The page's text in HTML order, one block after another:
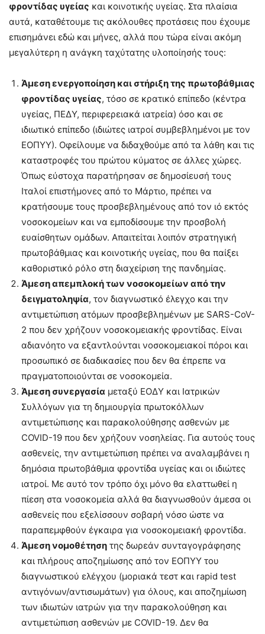
φροντίδας υγείας και κοινοτικής υγείας. Στα πλαίσια
αυτά, καταθέτουμε τις ακόλουθες προτάσεις που έχουμε
επισημάνει εδώ και μήνες, αλλά που τώρα είναι ακόμη
μεγαλύτερη η ανάγκη ταχύτατης υλοποίησής τους:
Άμεση ενεργοποίηση και στήριξη της πρωτοβάθμιας
φροντίδας υγείας, τόσο σε κρατικό επίπεδο (κέντρα
υγείας, ΠΕΔΥ, περιφερειακά ιατρεία) όσο και σε
ιδιωτικό επίπεδο (ιδιώτες ιατροί συμβεβλημένοι με τον
ΕΟΠΥΥ). Οφείλουμε να διδαχθούμε από τα λάθη και τις
καταστροφές του πρώτου κύματος σε άλλες χώρες.
Όπως εύστοχα παρατήρησαν σε δημοσίευσή τους
Ιταλοί επιστήμονες από το Μάρτιο, πρέπει να
κρατήσουμε τους προσβεβλημένους από τον ιό εκτός
νοσοκομείων και να εμποδίσουμε την προσβολή
ευαίσθητων ομάδων. Απαιτείται λοιπόν στρατηγική
πρωτοβάθμιας και κοινοτικής υγείας, που θα παίξει
καθοριστικό ρόλο στη διαχείριση της πανδημίας.
Άμεση απεμπλοκή των νοσοκομείων από την
δειγματοληψία, τον διαγνωστικό έλεγχο και την
αντιμετώπιση ατόμων προσβεβλημένων με SARS-CoV-
2 που δεν χρήζουν νοσοκομειακής φροντίδας. Είναι
αδιανόητο να εξαντλούνται νοσοκομειακοί πόροι και
προσωπικό σε διαδικασίες που δεν θα έπρεπε να
πραγματοποιούνται σε νοσοκομεία.
Άμεση συνεργασία μεταξύ ΕΟΔΥ και Ιατρικών
Συλλόγων για τη δημιουργία πρωτοκόλλων
αντιμετώπισης και παρακολούθησης ασθενών με
COVID-19 που δεν χρήζουν νοσηλείας. Για αυτούς τους
ασθενείς, την αντιμετώπιση πρέπει να αναλαμβάνει η
δημόσια πρωτοβάθμια φροντίδα υγείας και οι ιδιώτες
ιατροί. Με αυτό τον τρόπο όχι μόνο θα ελαττωθεί η
πίεση στα νοσοκομεία αλλά θα διαγνωσθούν άμεσα οι
ασθενείς που εξελίσσουν σοβαρή νόσο ώστε να
παραπεμφθούν έγκαιρα για νοσοκομειακή φροντίδα.
Άμεση νομοθέτηση της δωρεάν συνταγογράφησης
και πλήρους αποζημίωσης από τον ΕΟΠΥΥ του
διαγνωστικού ελέγχου (μοριακά τεστ και rapid test
αντιγόνων/αντισωμάτων) για όλους, και αποζημίωση
των ιδιωτών ιατρών για την παρακολούθηση και
αντιμετώπιση ασθενών με COVID-19. Δεν θα